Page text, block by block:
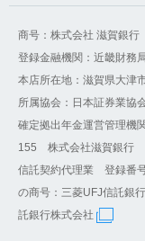
商号：株式会社 滋賀銀行
登録金融機関：近畿財務
本店所在地：滋賀県大津
所属協会：日本証券業
確定拠出年金運営管理
155 株式会社滋賀銀行
信託契約代理業 登録番
の商号：三菱UFJ信託銀
託銀行株式会社